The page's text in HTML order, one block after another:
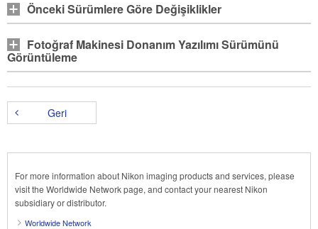
Önceki Sürümlere Göre Değişiklikler
Fotoğraf Makinesi Donanım Yazılımı Sürümünü
Görüntüleme
Geri
For more information about Nikon imaging products and services, please
visit the Worldwide Network page, and contact your nearest Nikon
subsidiary or distributor.
Worldwide Network